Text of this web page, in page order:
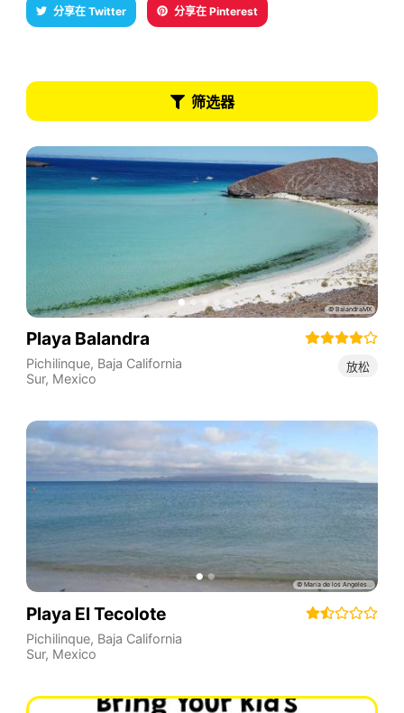
分享在 Twitter 分享在 Pinterest
筛选器
Playa Balandra
Pichilinque, Baja California
Sur, Mexico
放松
Playa El Tecolote
Pichilinque, Baja California
Sur, Mexico